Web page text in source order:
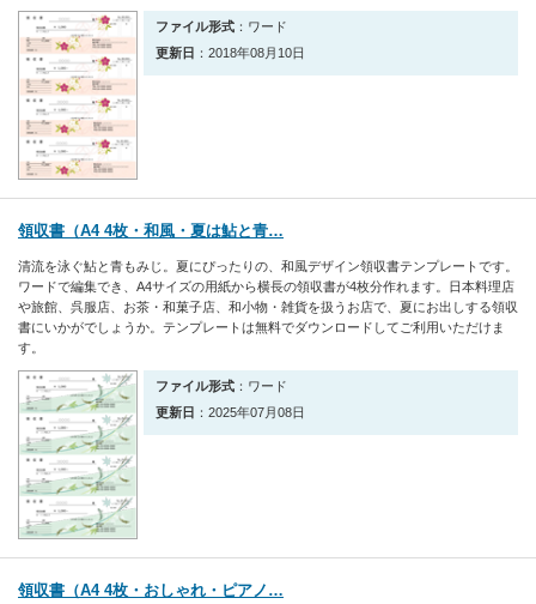
ファイル形式 ：ワード
更新日 ：2018年08月10日
領収書（A4 4枚・和風・夏は鮎と青…
清流を泳ぐ鮎と青もみじ。夏にぴったりの、和風デザイン領収書テンプレートです。
ワードで編集でき、A4サイズの用紙から横長の領収書が4枚分作れます。日本料理店
や旅館、呉服店、お茶・和菓子店、和小物・雑貨を扱うお店で、夏にお出しする領収
書にいかがでしょうか。テンプレートは無料でダウンロードしてご利用いただけま
す。
ファイル形式 ：ワード
更新日 ：2025年07月08日
領収書（A4 4枚・おしゃれ・ピアノ…